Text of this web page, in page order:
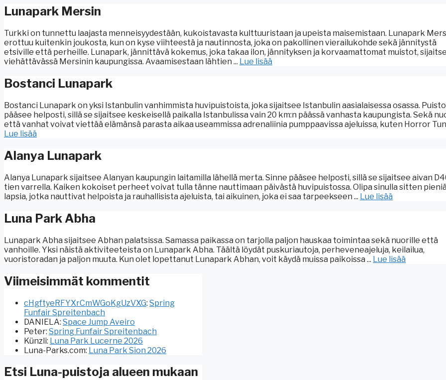
Lunapark Mersin
Turkki on tunnettu laajasta menneisyydestään, kukoistavasta kulttuuristaan ja upeista maisemistaan. Lunapark
erottuu kuitenkin joukosta, kun on kyse viihteestä ja nautinnosta, joka on pakollinen vierailukohde sekä jännitystä
etsiville että perheille. Lunapark, jännittävä kokemus, joka takaa ilon, jännityksen ja korvaamattomat muistot,
viehättävässä Mersinin kaupungissa. Avaamisestaan lähtien ... Lue lisää
Bostanci Lunapark
Bostanci Lunapark on yksi Istanbulin vanhimmista huvipuistoista, joka sijaitsee Istanbulin aasialaisessa osassa.
pääsee helposti, sillä se sijaitsee keskeisellä paikalla Istanbulissa vain 20 km:n päässä vanhasta kaupungista. Sekä
että vanhat voivat viettää elämänsä parasta aikaa useammissa adrenaliinia pumppaavissa ajeluissa, kuten Horror
Lue lisää
Alanya Lunapark
Alanya Lunapark sijaitsee Alanyan kaupungin laitamilla lähellä merta. Sinne pääsee helposti, sillä se sijaitsee aivan
tien varrella. Kaiken kokoiset perheet voivat tulla tänne nauttimaan päivästä huvipuistossa. Olipa sinulla sitten pieniä
lapsia, jotka nauttivat helpoista ja rauhallisista ajeluista, tai aikuinen, joka ei saa tarpeekseen ... Lue lisää
Luna Park Abha
Lunapark Abha sijaitsee Abhan palatsissa. Samassa paikassa on tarjolla paljon hauskaa toimintaa sekä nuorille että
vanhoille. Yksi näistä aktiviteeteista on Lunapark Abha. Täältä löydät puskuriautoja, perheveneajeluja, keilailua,
vuoristoradan ja paljon muuta. Kun olet lopettanut Lunapark Abhan, voit käydä muissa paikoissa ... Lue lisää
Viimeisimmät kommentit
cHgftyeRFYXrCmWGoKgUzVXG: Spring
Funfair Spreitenbach
DANIELA: Space Jump Aveiro
Peter: Spring Funfair Spreitenbach
Künzli: Luna Park Lucerne 2026
Luna-Parks.com: Luna Park Sion 2026
Etsi Luna-puistoja alueen mukaan